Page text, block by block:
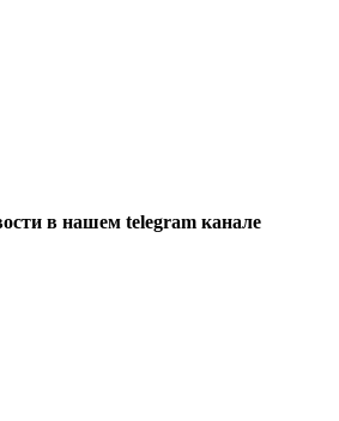
в нашем telegram канале